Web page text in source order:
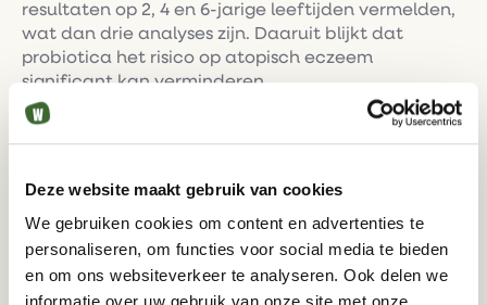
Deze website maakt gebruik van cookies
We gebruiken cookies om content en advertenties te
personaliseren, om functies voor social media te bieden
en om ons websiteverkeer te analyseren. Ook delen we
resultaten op 2, 4 en 6-jarige leeftijden vermelden,
wat dan drie analyses zijn. Daaruit blijkt dat
probiotica het risico op atopisch eczeem
significant kan verminderen.
het risico op de ontwikkeling van atopisch eczeem
de zwangerschap of alleen door de baby
probiotica werd gebruikt, verminderde het risico
niet significant, maar dit was gebaseerd op een